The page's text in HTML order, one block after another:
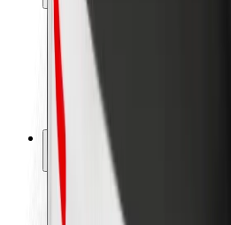
Seguridad para usuarios
Seguridad para conductores
Seguridad para patinetes
Safety Lab
Ciudades
Dónde estamos
Soluciones para las ciudades